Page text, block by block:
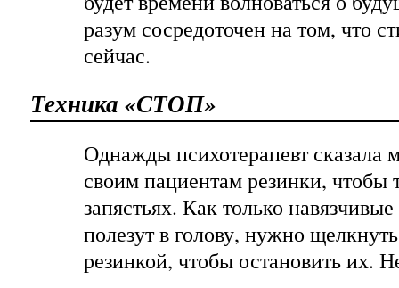
разум сосредоточен на том, что
сейчас.
Техника «СТОП»
Однажды психотерапевт сказала
своим пациентам резинки, чтобы
запястьях. Как только
полезут в голову, нужно
резинкой, чтобы остановить их.